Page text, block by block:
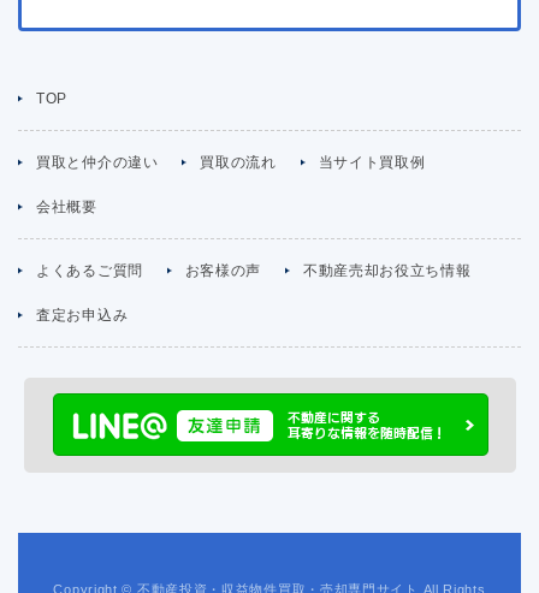
TOP
買取と仲介の違い 買取の流れ 当サイト買取例
会社概要
よくあるご質問 お客様の声 不動産売却お役立ち情報
査定お申込み
Copyright © 不動産投資・収益物件買取・売却専門サイト All Rights